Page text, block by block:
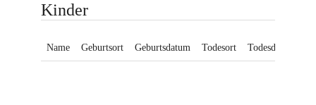
Kinder
Name Geburtsort Geburtsdatum Todesort Todesdatum